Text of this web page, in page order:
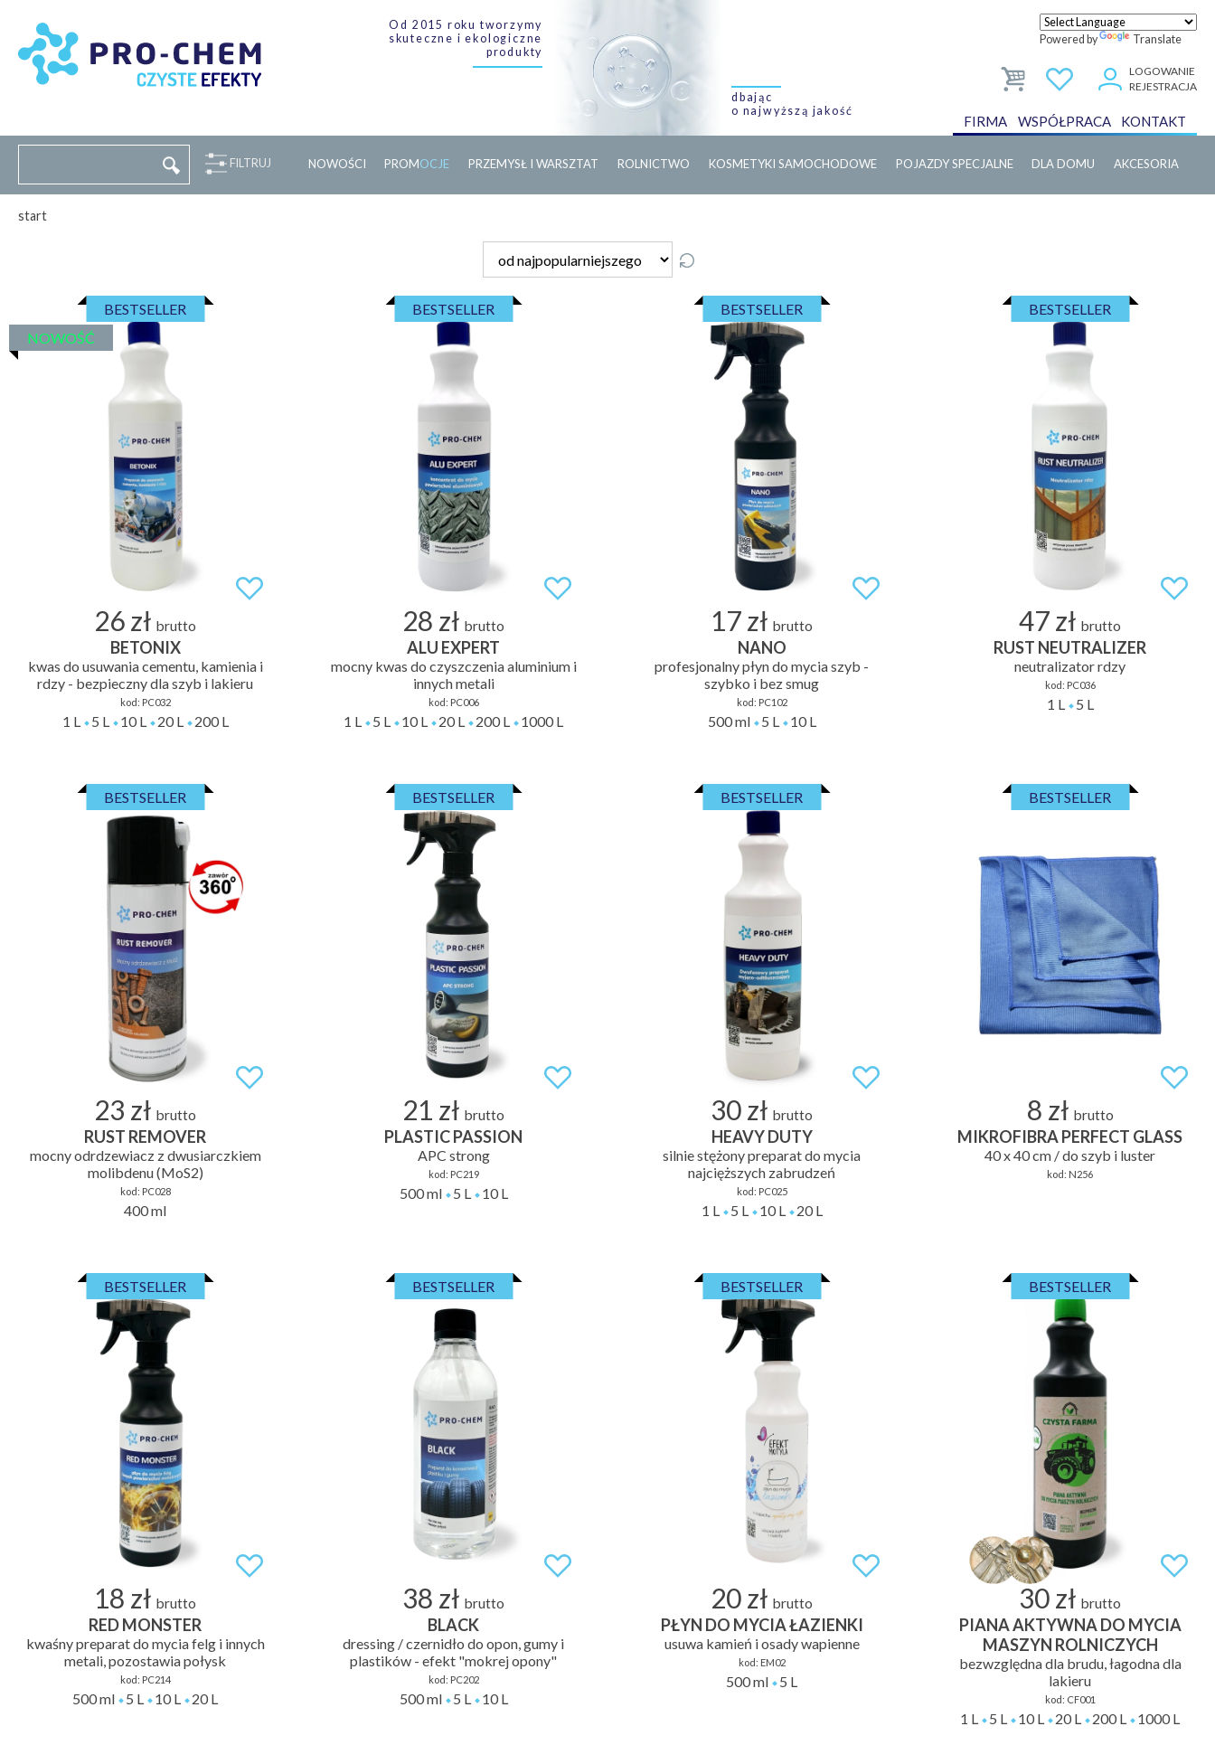
Od 2015 roku tworzymy
skuteczne i ekologiczne
produkty
dbając
o najwyższą jakość
Powered by Translate
LOGOWANIE
REJESTRACJA
FIRMA WSPÓŁPRACA KONTAKT
FILTRUJ NOWOŚCI PROMOC JE PRZEMYSŁ I WARSZTAT ROLNICTWO KOSMETYKI SAMOCHODOWE POJAZDY SPECJALNE DLA DOMU AKCESORIA
start
NOWOŚĆ
BESTSELLER
26 zł brutto
BETONIX
kwas do usuwania cementu, kamienia i
rdzy - bezpieczny dla szyb i lakieru
kod: PC032
1 L 5 L 10 L 20 L 200 L
BESTSELLER
28 zł brutto
ALU EXPERT
mocny kwas do czyszczenia aluminium i
innych metali
kod: PC006
1 L 5 L 10 L 20 L 200 L 1000 L
BESTSELLER
17 zł brutto
NANO
profesjonalny płyn do mycia szyb -
szybko i bez smug
kod: PC102
500 ml 5 L 10 L
BESTSELLER
47 zł brutto
RUST NEUTRALIZER
neutralizator rdzy
kod: PC036
1 L 5 L
BESTSELLER
23 zł brutto
RUST REMOVER
mocny odrdzewiacz z dwusiarczkiem
molibdenu (MoS2)
kod: PC028
400 ml
BESTSELLER
21 zł brutto
PLASTIC PASSION
APC strong
kod: PC219
500 ml 5 L 10 L
BESTSELLER
30 zł brutto
HEAVY DUTY
silnie stężony preparat do mycia
najcięższych zabrudzeń
kod: PC025
1 L 5 L 10 L 20 L
BESTSELLER
8 zł brutto
MIKROFIBRA PERFECT GLASS
40 x 40 cm / do szyb i luster
kod: N256
BESTSELLER
18 zł brutto
RED MONSTER
kwaśny preparat do mycia felg i innych
metali, pozostawia połysk
kod: PC214
500 ml 5 L 10 L 20 L
BESTSELLER
38 zł brutto
BLACK
dressing / czernidło do opon, gumy i
plastików - efekt "mokrej opony"
kod: PC202
500 ml 5 L 10 L
BESTSELLER
20 zł brutto
PŁYN DO MYCIA ŁAZIENKI
usuwa kamień i osady wapienne
kod: EM02
500 ml 5 L
BESTSELLER
30 zł brutto
PIANA AKTYWNA DO MYCIA
MASZYN ROLNICZYCH
bezwzględna dla brudu, łagodna dla
lakieru
kod: CF001
1 L 5 L 10 L 20 L 200 L 1000 L